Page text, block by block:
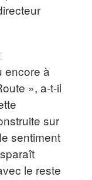
encore à
», a-t-il
sur
sentiment
le reste